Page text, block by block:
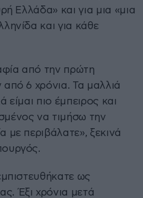
Ελλάδα» και για μια «μια
και για κάθε
από την πρώτη
6 χρόνια. Τα μαλλιά
είμαι πιο έμπειρος και
να τιμήσω την
με περιβάλατε», ξεκινά
ως
Έξι χρόνια μετά